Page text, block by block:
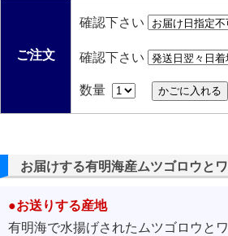
ご注文
確認下さい
確認下さい
数量
お届けする有明海産ムツゴロウと
●お送りする産地
有明海で水揚げされたムツゴロウと